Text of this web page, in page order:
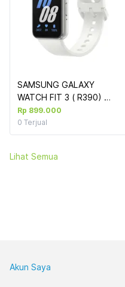
SAMSUNG GALAXY
WATCH FIT 3 ( R390)
SILVER
Rp 899.000
0 Terjual
Lihat Semua
Akun Saya